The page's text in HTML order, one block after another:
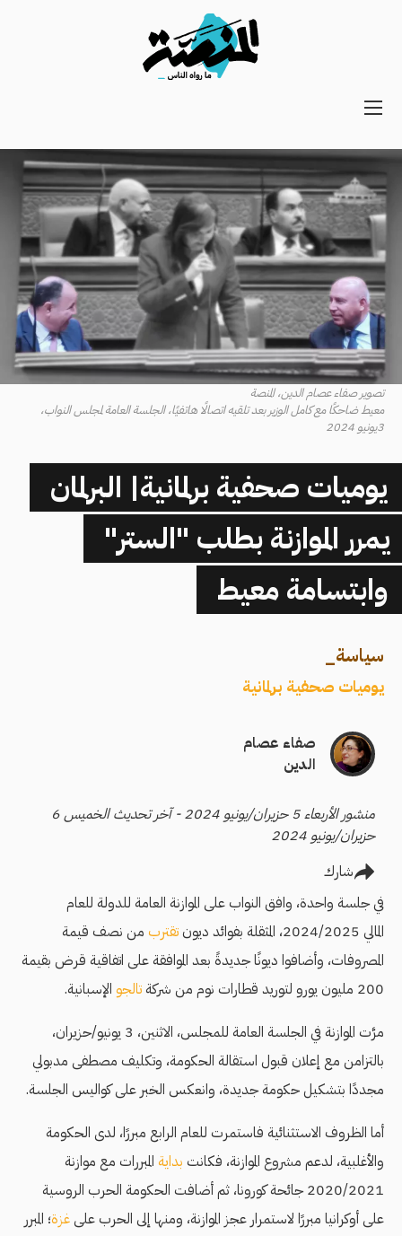
Main
Secondary
Navigation
تصوير صفاء عصام الدين، المنصة
معيط ضاحكًا مع كامل الوزير بعد تلقيه اتصالًا هاتفيًا، الجلسة العامة لمجلس النواب،
3يونيو 2024
يوميات صحفية برلمانية| البرلمان
يمرر الموازنة بطلب "الستر"
وابتسامة معيط
سياسة_
يوميات صحفية برلمانية
صفاء عصام
الدين
منشور الأربعاء 5 حزيران/يونيو 2024 - آخر تحديث الخميس 6
حزيران/يونيو 2024
شارك
في جلسة واحدة، وافق النواب على الموازنة العامة للدولة للعام
المالي 2024/2025، المثقلة بفوائد ديون
تقترب من نصف قيمة
المصروفات، وأضافوا ديونًا جديدةً بعد الموافقة على اتفاقية قرض بقيمة
200 مليون يورو لتوريد قطارات نوم من شركة
تالجو الإسبانية.
مرَّت الموازنة في الجلسة العامة للمجلس، الاثنين، 3 يونيو/حزيران،
بالتزامن مع إعلان قبول استقالة الحكومة، وتكليف مصطفى مدبولي
مجددًا بتشكيل حكومة جديدة، وانعكس الخبر على كواليس الجلسة.
أما الظروف الاستثنائية فاستمرت للعام الرابع مبررًا، لدى الحكومة
والأغلبية، لدعم مشروع الموازنة، فكانت بداية المبررات مع موازنة
2020/2021 جائحة كورونا، ثم أضافت الحكومة الحرب الروسية
على أوكرانيا مبررًا لاستمرار عجز الموازنة، ومنها إلى الحرب علىغزة؛ المبرر